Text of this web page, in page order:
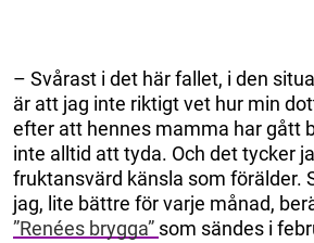
– Svårast i det här fallet, i den
är att jag inte riktigt vet hur min
efter att hennes mamma har gått
inte alltid att tyda. Och det tycker
fruktansvärd känsla som förälder.
jag, lite bättre för varje månad,
”Renées brygga” som sändes i